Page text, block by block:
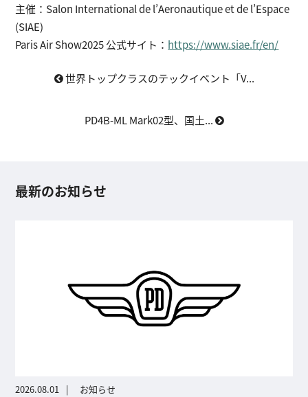
主催：Salon International de l’Aeronautique et de l’Espace
(SIAE)
Paris Air Show2025 公式サイト： https://www.siae.fr/en/
世界トップクラスのテックイベント「V...
PD4B-ML Mark02型、国土...
最新のお知らせ
2026.08.01 お知らせ